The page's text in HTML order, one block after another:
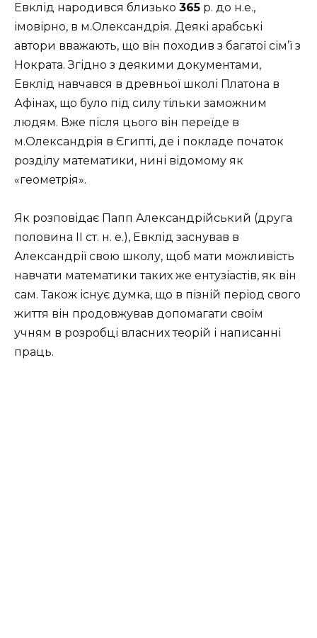
Евклід народився близько 365 р. до н.е.,
імовірно, в м.Олександрія. Деякі арабські
автори вважають, що він походив з багатої сім’ї з
Нократа. Згідно з деякими документами,
Евклід навчався в древньої школі Платона в
Афінах, що було під силу тільки заможним
людям. Вже після цього він переїде в
м.Олександрія в Єгипті, де і покладе початок
розділу математики, нині відомому як
«геометрія».
Як розповідає Папп Александрійський (друга
половина ІІ ст. н. е.), Евклід заснував в
Александрії свою школу, щоб мати можливість
навчати математики таких же ентузіастів, як він
сам. Також існує думка, що в пізній період свого
життя він продовжував допомагати своїм
учням в розробці власних теорій і написанні
праць.